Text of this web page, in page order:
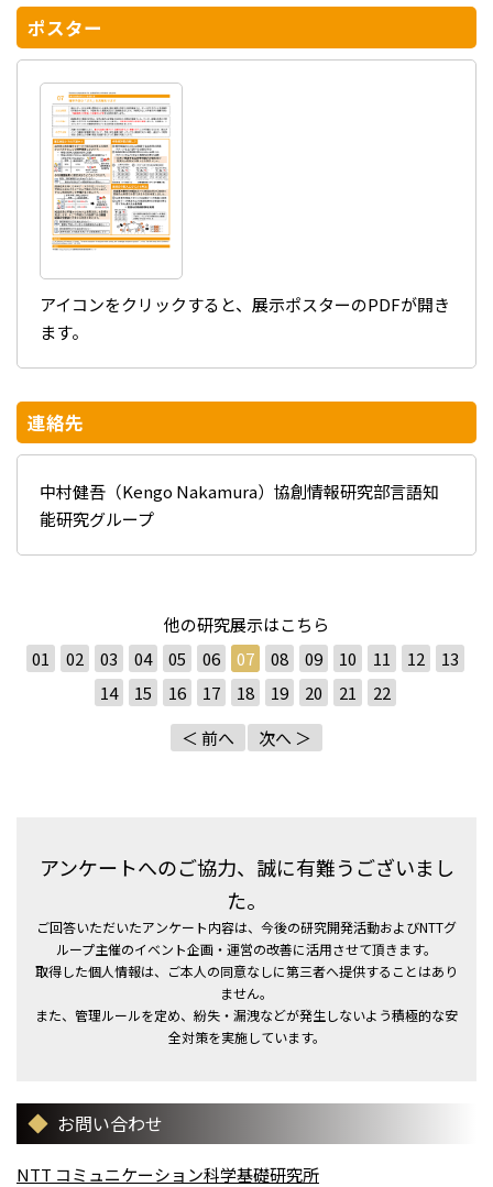
ポスター
アイコンをクリックすると、展示ポスターのPDFが開き
ます。
連絡先
中村健吾（Kengo Nakamura）協創情報研究部言語知
能研究グループ
他の研究展示はこちら
01
02 03 04 05 06 07 08 09 10 11 12
13
14
15 16 17 18 19 20 21
22
＜ 前へ
次へ ＞
アンケートへのご協力、誠に有難うございまし
た。
ご回答いただいたアンケート内容は、今後の研究開発活動およびNTTグ
ループ主催のイベント企画・運営の改善に活用させて頂きます。
取得した個人情報は、ご本人の同意なしに第三者へ提供することはあり
ません。
また、管理ルールを定め、紛失・漏洩などが発生しないよう積極的な安
全対策を実施しています。
お問い合わせ
NTT コミュニケーション科学基礎研究所